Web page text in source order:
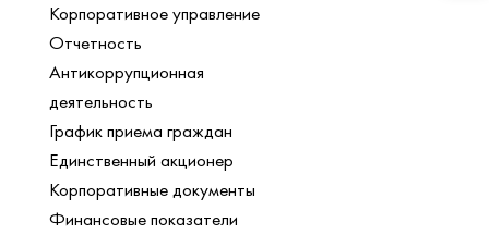
Корпоративное управление
Отчетность
Антикоррупционная
деятельность
График приема граждан
Единственный акционер
Корпоративные документы
Финансовые показатели